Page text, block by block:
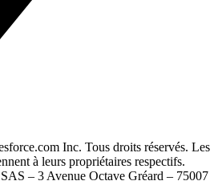
résultat
Inc. Tous droits réservés. Les
à leurs propriétaires respectifs.
– 3 Avenue Octave Gréard – 75007